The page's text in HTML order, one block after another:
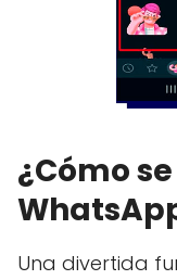
¿Cómo
Una divertida